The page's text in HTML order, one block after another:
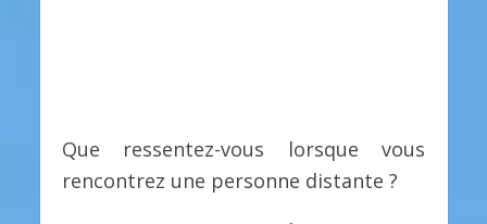
Que ressentez-vous lorsque vous
rencontrez une personne distante ?